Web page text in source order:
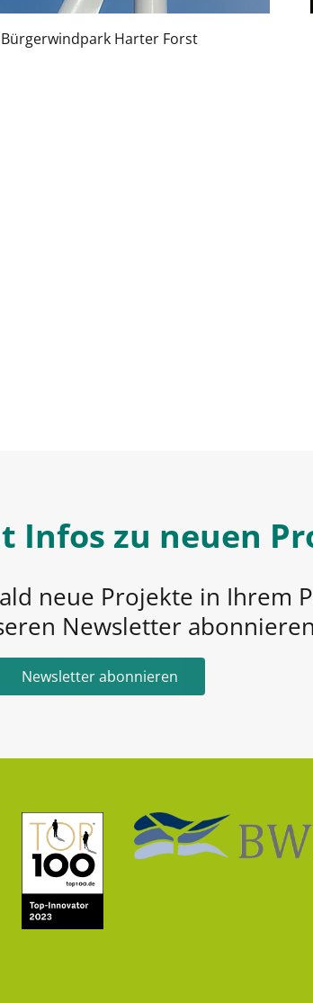
Bürgerwindpark Harter Forst
Infos zu neuen
neue Projekte in Ihrem
Newsletter
Newsletter abonnieren